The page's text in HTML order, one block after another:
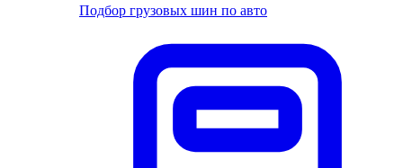
Подбор грузовых шин по авто